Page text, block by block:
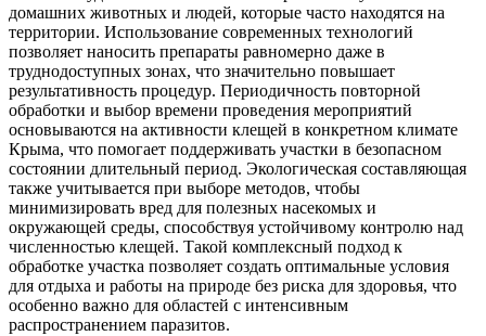
домашних животных и людей, которые часто находятся на
территории. Использование современных технологий
позволяет наносить препараты равномерно даже в
труднодоступных зонах, что значительно повышает
результативность процедур. Периодичность повторной
обработки и выбор времени проведения мероприятий
основываются на активности клещей в конкретном климате
Крыма, что помогает поддерживать участки в безопасном
состоянии длительный период. Экологическая составляющая
также учитывается при выборе методов, чтобы
минимизировать вред для полезных насекомых и
окружающей среды, способствуя устойчивому контролю над
численностью клещей. Такой комплексный подход к
обработке участка позволяет создать оптимальные условия
для отдыха и работы на природе без риска для здоровья, что
особенно важно для областей с интенсивным
распространением паразитов.